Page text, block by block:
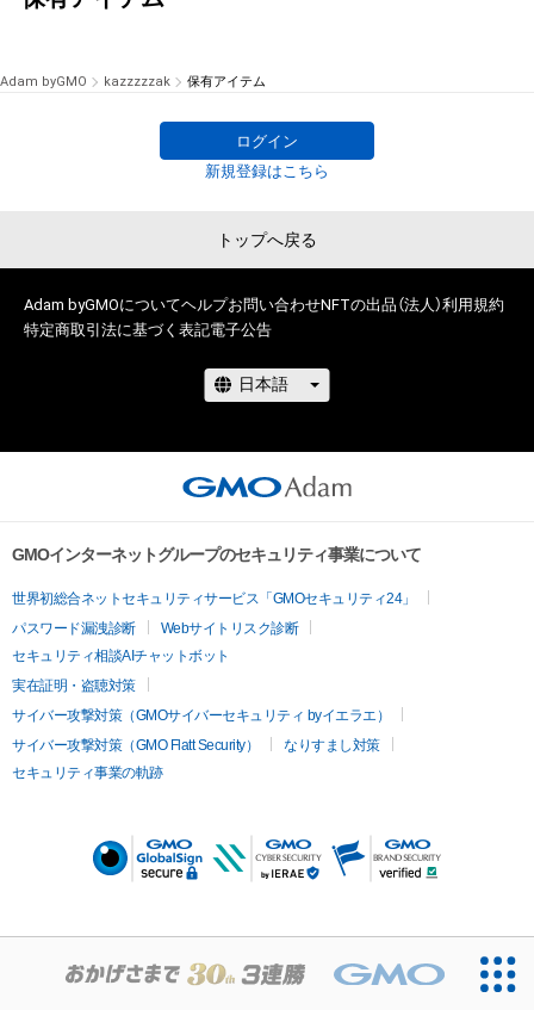
Adam byGMO kazzzzzak 保有アイテム
ログイン
新規登録はこちら
トップへ戻る
Adam byGMOについてヘルプお問い合わせNFTの出品（法人）利用規約
特定商取引法に基づく表記電子公告
GMOインターネットグループのセキュリティ事業について
世界初総合ネットセキュリティサービス「GMOセキュリティ24」
パスワード漏洩診断
Webサイトリスク診断
セキュリティ相談AIチャットボット
実在証明・盗聴対策
サイバー攻撃対策（GMOサイバーセキュリティ byイエラエ）
サイバー攻撃対策（GMO Flatt Security）
なりすまし対策
セキュリティ事業の軌跡